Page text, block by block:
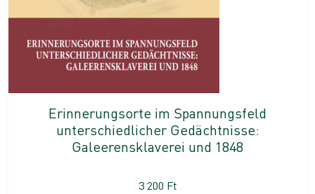
Erinnerungsorte im Spannungsfeld
unterschiedlicher Gedächtnisse:
Galeerensklaverei und 1848
3 200 Ft